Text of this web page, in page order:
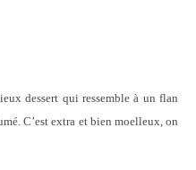
dessert qui ressemble à un flan
C’est extra et bien moelleux, on